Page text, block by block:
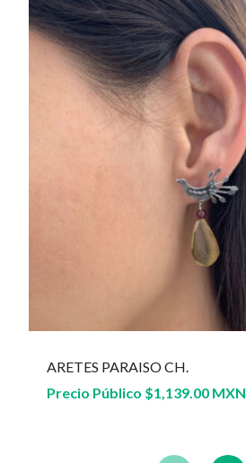
ARETES PARAISO CH.
Precio Público $1,139.00 MXN